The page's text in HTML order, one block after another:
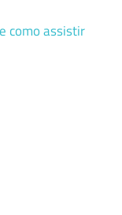
como assistir